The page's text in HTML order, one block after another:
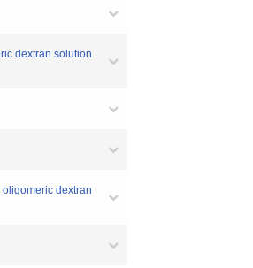
dextran solution
dextran